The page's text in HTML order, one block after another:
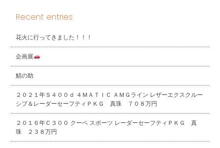
Recent entries
花火に行ってきました！！！
企画展
鯖の助
２０２１年Ｓ４００ｄ ４ＭＡＴＩＣ ＡＭＧライン レザーエクスクルー
シブ＆レーダーセーフティＰＫＧ 真珠 ７０８万円
２０１６年Ｃ３００ クーペ スポーツ レーダーセーフティＰＫＧ 真
珠 ２３８万円